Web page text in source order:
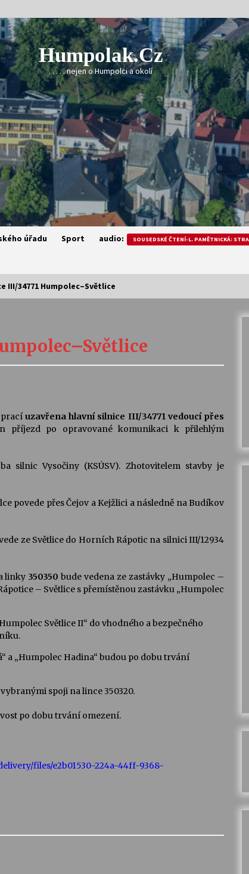
Humpolak.cz
. . . . . nejen o Humpolci a okolí
úřadu Sport audio: SOUSEDSKÉ ČTENÍ-L. PAMĚTNICKÁ:
Stávám se kapkou
30. 7. 2026
Klášteře Želiv
III/34771 Humpolec–Světlice
pracíuzavřena hlavní silnice III/34771 vedoucí přes
příjezd po opravované komunikaci k přilehlým
silnic Vysočiny (KSÚSV). Zhotovitelem stavby je
povede přes Čejov a Kejžlici a následně na Budíkov
ze Světlice do Horních Rápotic na silnici III/12934
linky 350350bude vedena ze zastávky „Humpolec –
– Světlice s přemístěnou zastávku „Humpolec
Světlice II“ do vhodného a bezpečného
a „Humpolec Hadina“ budou po dobu trvání
spoji na lince 350320.
po dobu trvání omezení.
files/e2b01530-224a-44ff-9368-